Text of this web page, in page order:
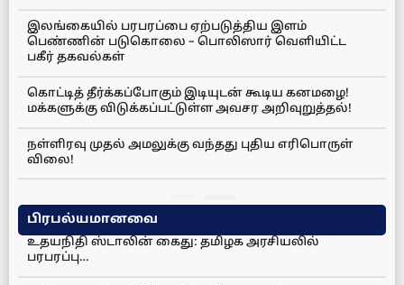
இலங்கையில் பரபரப்பை ஏற்படுத்திய இளம்
பெண்ணின் படுகொலை – பொலிஸார் வெளியிட்ட
பகீர் தகவல்கள்
கொட்டித் தீர்க்கப்போகும் இடியுடன் கூடிய கனமழை!
மக்களுக்கு விடுக்கப்பட்டுள்ள அவசர அறிவுறுத்தல்!
நள்ளிரவு முதல் அமலுக்கு வந்தது புதிய எரிபொருள்
விலை!
பிரபல்யமானவை
உதயநிதி ஸ்டாலின் கைது: தமிழக அரசியலில்
பரபரப்பு…